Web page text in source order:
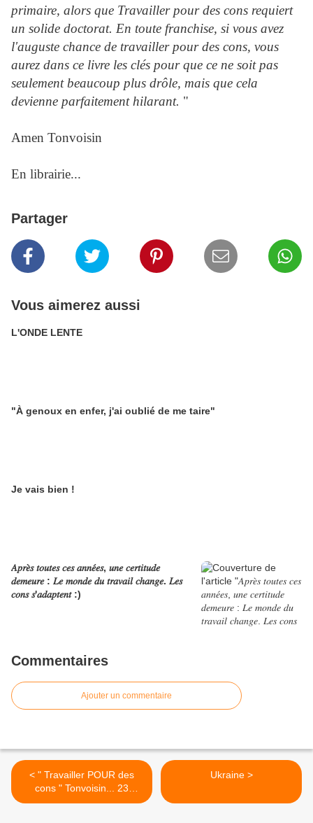
primaire, alors que Travailler pour des cons requiert
un solide doctorat. En toute franchise, si vous avez
l'auguste chance de travailler pour des cons, vous
aurez dans ce livre les clés pour que ce ne soit pas
seulement beaucoup plus drôle, mais que cela
devienne parfaitement hilarant. "
Amen Tonvoisin
En librairie...
Partager
Vous aimerez aussi
L'ONDE LENTE
"À genoux en enfer, j'ai oublié de me taire"
Je vais bien !
𝐴𝑝𝑟𝑒̀𝑠 𝑡𝑜𝑢𝑡𝑒𝑠 𝑐𝑒𝑠 𝑎𝑛𝑛𝑒́𝑒𝑠, 𝑢𝑛𝑒 𝑐𝑒𝑟𝑡𝑖𝑡𝑢𝑑𝑒
𝑑𝑒𝑚𝑒𝑢𝑟𝑒 : 𝐿𝑒 𝑚𝑜𝑛𝑑𝑒 𝑑𝑢 𝑡𝑟𝑎𝑣𝑎𝑖𝑙 𝑐ℎ𝑎𝑛𝑔𝑒. 𝐿𝑒𝑠
𝑐𝑜𝑛𝑠 𝑠'𝑎𝑑𝑎𝑝𝑡𝑒𝑛𝑡 :)
Commentaires
Ajouter un commentaire
< " Travailler POUR des
cons " Tonvoisin... 23
Janvier 2014
Ukraine >